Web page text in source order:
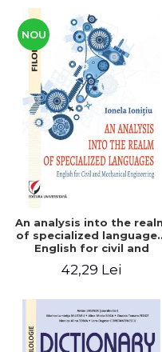
NOU
An analysis into the
of specialized
English for civil and
42,29 Lei